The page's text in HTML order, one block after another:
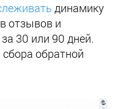
динамику
отзывов и
30 или 90 дней.
обратной